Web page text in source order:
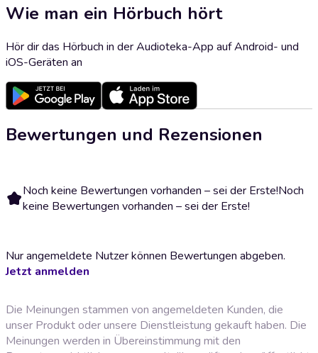
Wie man ein Hörbuch hört
Hör dir das Hörbuch in der Audioteka-App auf Android- und
iOS-Geräten an
Bewertungen und Rezensionen
Noch keine Bewertungen vorhanden – sei der Erste!Noch
keine Bewertungen vorhanden – sei der Erste!
Nur angemeldete Nutzer können Bewertungen abgeben.
Jetzt anmelden
Die Meinungen stammen von angemeldeten Kunden, die
unser Produkt oder unsere Dienstleistung gekauft haben. Die
Meinungen werden in Übereinstimmung mit den